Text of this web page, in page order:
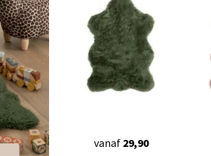
vanaf 29,90